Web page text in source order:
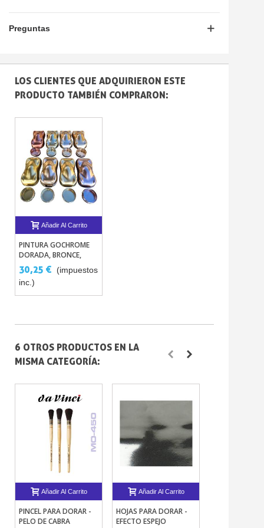
Preguntas
LOS CLIENTES QUE ADQUIRIERON ESTE
PRODUCTO TAMBIÉN COMPRARON:
Añadir Al Carrito
PINTURA GOCHROME
DORADA, BRONCE,
COBRE, PLATINA
30,25 €
(impuestos
inc.)
6 OTROS PRODUCTOS EN LA
MISMA CATEGORÍA:
Añadir Al Carrito
PINCEL PARA DORAR -
PELO DE CABRA
Añadir Al Carrito
HOJAS PARA DORAR -
EFECTO ESPEJO